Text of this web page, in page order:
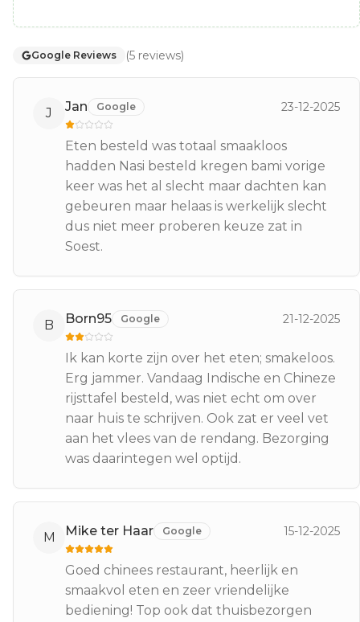
Google Reviews (5 reviews)
J Jan Google 23-12-2025
Eten besteld was totaal smaakloos
hadden Nasi besteld kregen bami vorige
keer was het al slecht maar dachten kan
gebeuren maar helaas is werkelijk slecht
dus niet meer proberen keuze zat in
Soest.
B Born95 Google 21-12-2025
Ik kan korte zijn over het eten; smakeloos.
Erg jammer. Vandaag Indische en Chineze
rijsttafel besteld, was niet echt om over
naar huis te schrijven. Ook zat er veel vet
aan het vlees van de rendang. Bezorging
was daarintegen wel optijd.
M Mike ter Haar Google 15-12-2025
Goed chinees restaurant, heerlijk en
smaakvol eten en zeer vriendelijke
bediening! Top ook dat thuisbezorgen